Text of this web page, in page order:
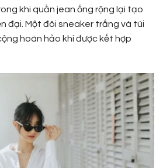
khi quần jean ống rộng lại tạo
đại. Một đôi sneaker trắng và túi
hoàn hảo khi được kết hợp